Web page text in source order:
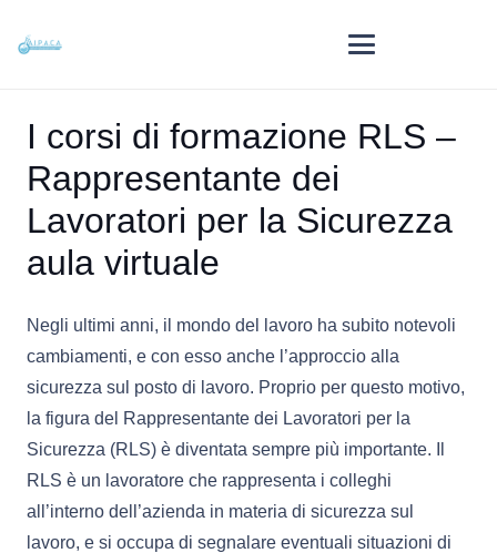
I corsi di formazione RLS –
Rappresentante dei
Lavoratori per la Sicurezza
aula virtuale
Negli ultimi anni, il mondo del lavoro ha subito notevoli
cambiamenti, e con esso anche l’approccio alla
sicurezza sul posto di lavoro. Proprio per questo motivo,
la figura del Rappresentante dei Lavoratori per la
Sicurezza (RLS) è diventata sempre più importante. Il
RLS è un lavoratore che rappresenta i colleghi
all’interno dell’azienda in materia di sicurezza sul
lavoro, e si occupa di segnalare eventuali situazioni di